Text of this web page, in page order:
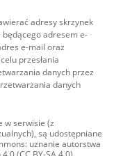
adresy skrzynek
adresem e-
e-mail oraz
przesłania
danych przez
danych
w serwisie (z
są udostępniane
uznanie autorstwa